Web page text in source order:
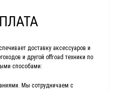
доставку аксессуаров и
и другой offroad техники по
способами:
Мы сотрудничаем с